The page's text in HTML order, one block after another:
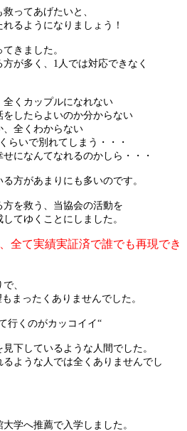
ってあげたいと、
るようになりましょう！
きました。
が多く、1人では対応できなく
くカップルになれない
したらよいのか分からない
全くわからない
らいで別れてしまう・・・
になんてなれるのかしら・・・
方があまりにも多いのです。
を救う、当協会の活動を
てゆくことにしました。
全て実績実証済で誰でも再現でき
、
まったくありませんでした。
行くのがカッコイイ“
下しているような人間でした。
ような人では全くありませんでし
学へ推薦で入学しました。